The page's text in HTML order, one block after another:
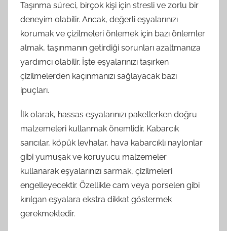
Taşınma süreci, birçok kişi için stresli ve zorlu bir
deneyim olabilir. Ancak, değerli eşyalarınızı
korumak ve çizilmeleri önlemek için bazı önlemler
almak, taşınmanın getirdiği sorunları azaltmanıza
yardımcı olabilir. İşte eşyalarınızı taşırken
çizilmelerden kaçınmanızı sağlayacak bazı
ipuçları.
İlk olarak, hassas eşyalarınızı paketlerken doğru
malzemeleri kullanmak önemlidir. Kabarcık
sarıcılar, köpük levhalar, hava kabarcıklı naylonlar
gibi yumuşak ve koruyucu malzemeler
kullanarak eşyalarınızı sarmak, çizilmeleri
engelleyecektir. Özellikle cam veya porselen gibi
kırılgan eşyalara ekstra dikkat göstermek
gerekmektedir.